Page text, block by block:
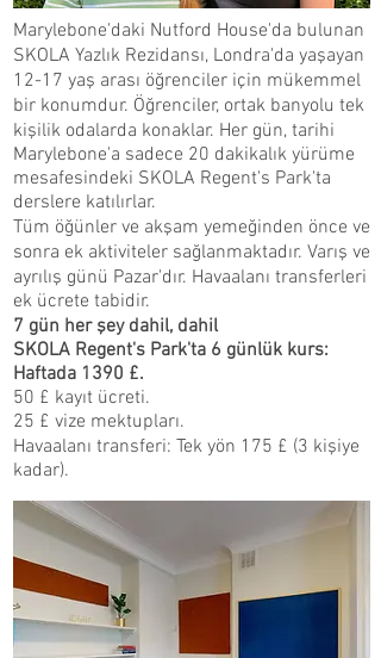
Marylebone'daki Nutford House'da bulunan
SKOLA Yazlık Rezidansı, Londra'da yaşayan
12-17 yaş arası öğrenciler için mükemmel
bir konumdur. Öğrenciler, ortak banyolu tek
kişilik odalarda konaklar. Her gün, tarihi
Marylebone'a sadece 20 dakikalık yürüme
mesafesindeki SKOLA Regent's Park'ta
derslere katılırlar.
Tüm öğünler ve akşam yemeğinden önce ve
sonra ek aktiviteler sağlanmaktadır. Varış ve
ayrılış günü Pazar'dır. Havaalanı transferleri
ek ücrete tabidir.
7 gün her şey dahil, dahil
SKOLA Regent's Park'ta 6 günlük kurs:
Haftada 1390 £.
50 £ kayıt ücreti.
25 £ vize mektupları.
Havaalanı transferi: Tek yön 175 £ (3 kişiye
kadar).